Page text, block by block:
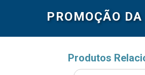
PROMOÇÃO
Produtos